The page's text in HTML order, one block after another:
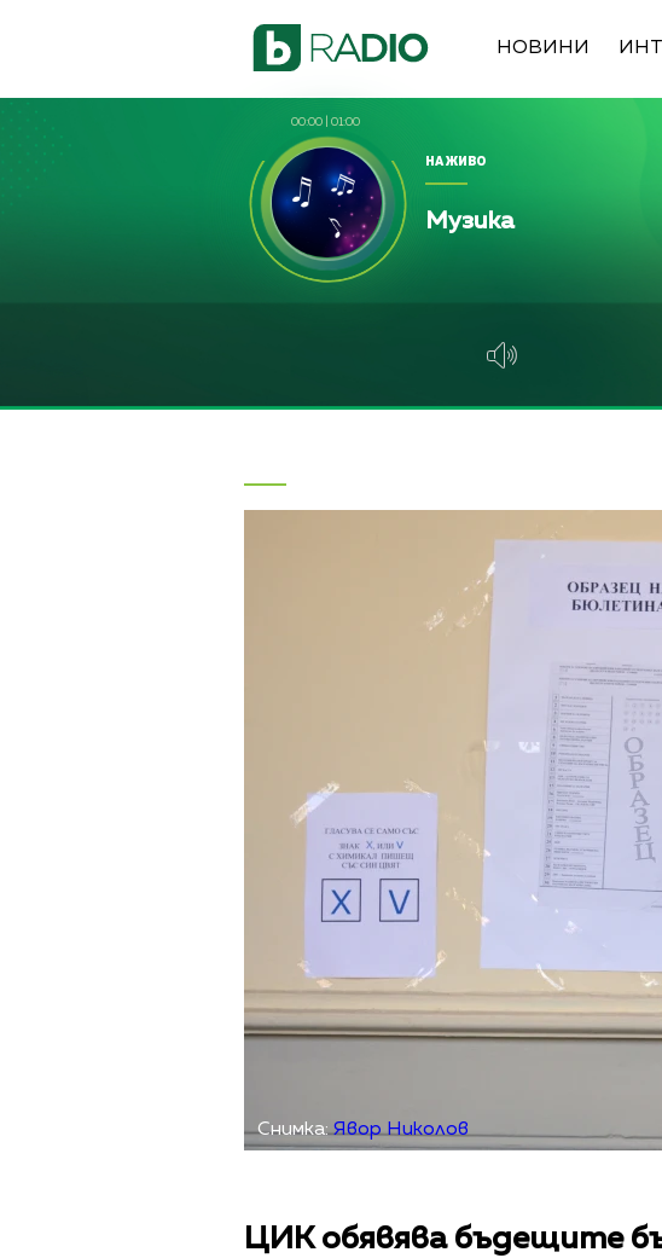
НОВИНИ
00:00 01:00
НА ЖИВО
Музика
Снимка:Явор Николов
ЦИК обявява бъдещите